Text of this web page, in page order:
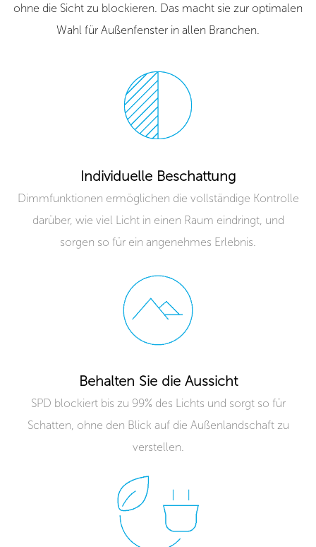
ohne die Sicht zu blockieren. Das macht sie zur optimalen
Wahl für Außenfenster in allen Branchen.
Individuelle Beschattung
Dimmfunktionen ermöglichen die vollständige Kontrolle
darüber, wie viel Licht in einen Raum eindringt, und
sorgen so für ein angenehmes Erlebnis.
Behalten Sie die Aussicht
SPD blockiert bis zu 99% des Lichts und sorgt so für
Schatten, ohne den Blick auf die Außenlandschaft zu
verstellen.